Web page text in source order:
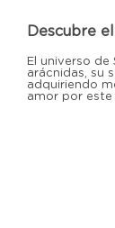
Descubre
El universo
arácnidas, su
adquiriendo
amor por este